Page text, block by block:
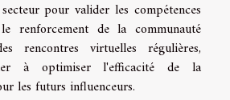
pour valider les compétences
renforcement de la communauté
rencontres virtuelles régulières,
à optimiser l'efficacité de la
les futurs influenceurs.